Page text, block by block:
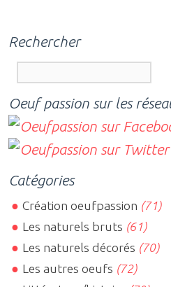
Rechercher
Oeuf passion sur les
Catégories
Création oeufpassion (71)
Les naturels bruts (61)
Les naturels décorés (70)
Les autres oeufs (72)